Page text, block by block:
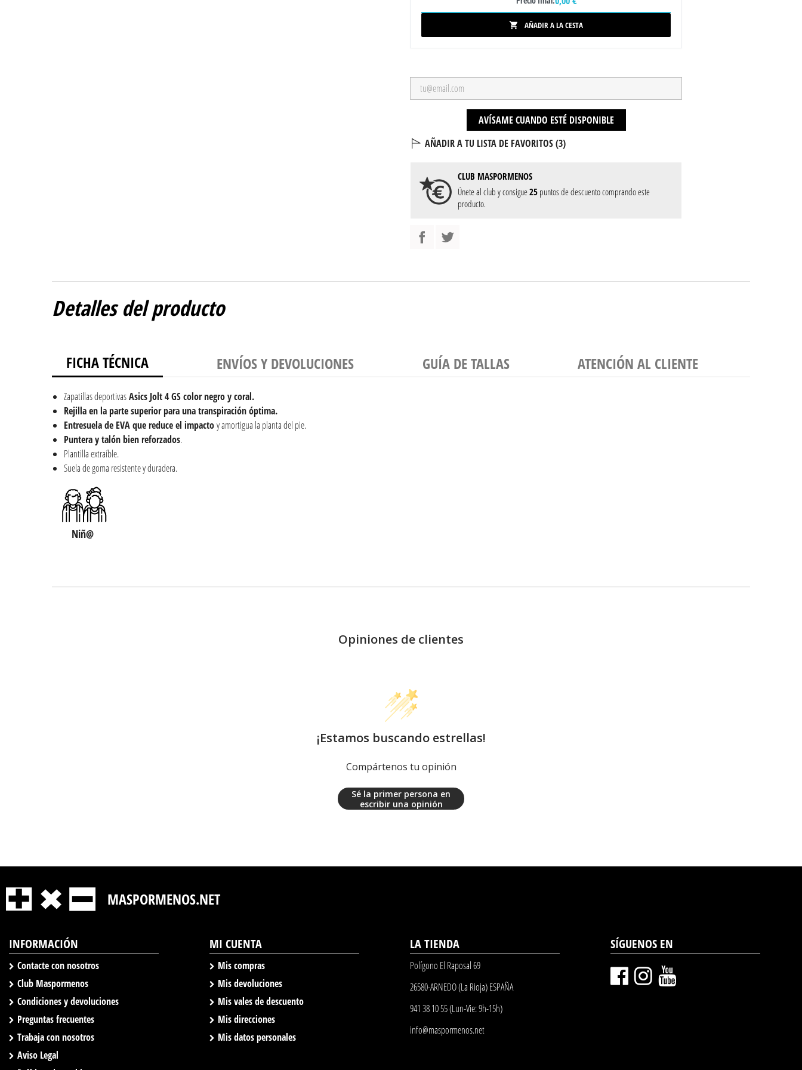
 AÑADIR A LA CESTA
AVÍSAME CUANDO ESTÉ DISPONIBLE
AÑADIR A TU LISTA DE FAVORITOS (3)
CLUB MASPORMENOS
Únete al club y consigue25puntos de descuento comprando este
producto.
Detalles del producto
FICHA TÉCNICA ENVÍOS Y DEVOLUCIONES GUÍA DE TALLAS ATENCIÓN AL CLIENTE
Zapatillas deportivasAsics Jolt 4 GS color negro y coral.
Rejilla en la parte superior para una transpiración óptima.
Entresuela de EVA que reduce el impactoy amortigua la planta del pie.
Puntera y talón bien reforzados.
Plantilla extraíble.
Suela de goma resistente y duradera.
Niñ@
Opiniones de clientes
¡Estamos buscando estrellas!
Compártenos tu opinión
Sé la primer persona en
escribir una opinión
MASPORMENOS.NET
INFORMACIÓN
Contacte con nosotros
Club Maspormenos
Condiciones y devoluciones
Preguntas frecuentes
Trabaja con nosotros
Aviso Legal
MI CUENTA
Mis compras
Mis devoluciones
Mis vales de descuento
Mis direcciones
Mis datos personales
LA TIENDA
Polígono El Raposal 69
26580-ARNEDO (La Rioja) ESPAÑA
941 38 10 55 (Lun-Vie: 9h-15h)
info@maspormenos.net
SÍGUENOS EN